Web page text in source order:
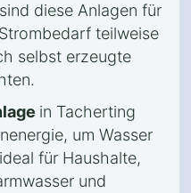
diese Anlagen für
teilweise
selbst erzeugte
in Tacherting
um Wasser
für Haushalte,
und